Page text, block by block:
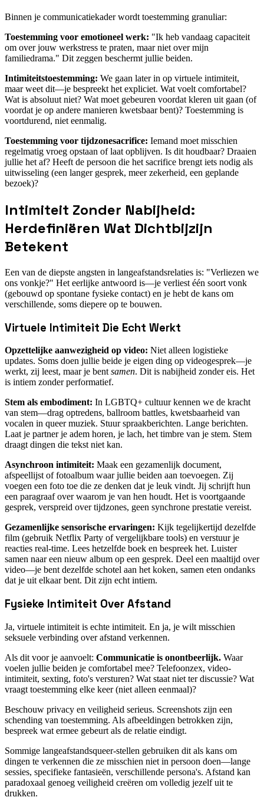
Binnen je communicatiekader wordt toestemming granuliar:
Toestemming voor emotioneel werk: "Ik heb vandaag capaciteit
om over jouw werkstress te praten, maar niet over mijn
familiedrama." Dit zeggen beschermt jullie beiden.
Intimiteitstoestemming: We gaan later in op virtuele intimiteit,
maar weet dit—je bespreekt het expliciet. Wat voelt comfortabel?
Wat is absoluut niet? Wat moet gebeuren voordat kleren uit gaan (of
voordat je op andere manieren kwetsbaar bent)? Toestemming is
voortdurend, niet eenmalig.
Toestemming voor tijdzonesacrifice: Iemand moet misschien
regelmatig vroeg opstaan of laat opblijven. Is dit houdbaar? Draaien
jullie het af? Heeft de persoon die het sacrifice brengt iets nodig als
uitwisseling (een langer gesprek, meer zekerheid, een geplande
bezoek)?
Intimiteit Zonder Nabijheid:
Herdefiniëren Wat Dichtbijzijn
Betekent
Een van de diepste angsten in langeafstandsrelaties is: "Verliezen we
ons vonkje?" Het eerlijke antwoord is—je verliest één soort vonk
(gebouwd op spontane fysieke contact) en je hebt de kans om
verschillende, soms diepere op te bouwen.
Virtuele Intimiteit Die Echt Werkt
Opzettelijke aanwezigheid op video: Niet alleen logistieke
updates. Soms doen jullie beide je eigen ding op videogesprek—je
werkt, zij leest, maar je bent samen. Dit is nabijheid zonder eis. Het
is intiem zonder performatief.
Stem als embodiment: In LGBTQ+ cultuur kennen we de kracht
van stem—drag optredens, ballroom battles, kwetsbaarheid van
vocalen in queer muziek. Stuur spraakberichten. Lange berichten.
Laat je partner je adem horen, je lach, het timbre van je stem. Stem
draagt dingen die tekst niet kan.
Asynchroon intimiteit: Maak een gezamenlijk document,
afspeellijst of fotoalbum waar jullie beiden aan toevoegen. Zij
voegen een foto toe die ze denken dat je leuk vindt. Jij schrijft hun
een paragraaf over waarom je van hen houdt. Het is voortgaande
gesprek, verspreid over tijdzones, geen synchrone prestatie vereist.
Gezamenlijke sensorische ervaringen: Kijk tegelijkertijd dezelfde
film (gebruik Netflix Party of vergelijkbare tools) en verstuur je
reacties real-time. Lees hetzelfde boek en bespreek het. Luister
samen naar een nieuw album op een gesprek. Deel een maaltijd over
video—je bent dezelfde schotel aan het koken, samen eten ondanks
dat je uit elkaar bent. Dit zijn echt intiem.
Fysieke Intimiteit Over Afstand
Ja, virtuele intimiteit is echte intimiteit. En ja, je wilt misschien
seksuele verbinding over afstand verkennen.
Als dit voor je aanvoelt: Communicatie is onontbeerlijk. Waar
voelen jullie beiden je comfortabel mee? Telefoonzex, video-
intimiteit, sexting, foto's versturen? Wat staat niet ter discussie? Wat
vraagt toestemming elke keer (niet alleen eenmaal)?
Beschouw privacy en veiligheid serieus. Screenshots zijn een
schending van toestemming. Als afbeeldingen betrokken zijn,
bespreek wat ermee gebeurt als de relatie eindigt.
Sommige langeafstandsqueer-stellen gebruiken dit als kans om
dingen te verkennen die ze misschien niet in persoon doen—lange
sessies, specifieke fantasieën, verschillende persona's. Afstand kan
paradoxaal genoeg veiligheid creëren om volledig jezelf uit te
drukken.